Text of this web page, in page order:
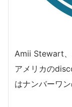
Amii Stewart、
アメリカの
はナンバーワ